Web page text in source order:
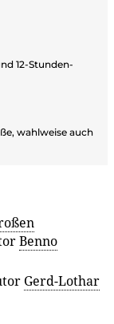
12-Stunden-
wahlweise auch
Benno
Gerd-Lothar